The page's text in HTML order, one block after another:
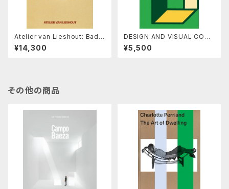
Atelier van Lieshout: Bad I
deas for Good Living
¥14,300
DESIGN AND VISUAL COM
MUNICATION by Bruno Mu
nari
¥5,500
その他の商品